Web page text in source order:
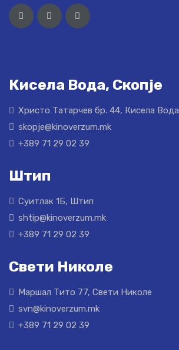
Кисела Вода, Скопје
Христо Татарчев бр. 44, Кисела Вода
skopje@kinoverzum.mk
+389 71 29 02 39
Штип
Суитлак 1Б, Штип
shtip@kinoverzum.mk
+389 71 29 02 39
Свети Николе
Маршал Тито 77, Свети Николе
svn@kinoverzum.mk
+389 71 29 02 39